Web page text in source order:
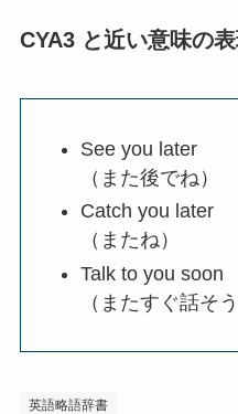
CYA3 と近い意味の
See you later
（また後でね）
Catch you later
（またね）
Talk to you soon
（またすぐ話そう
英語略語辞書